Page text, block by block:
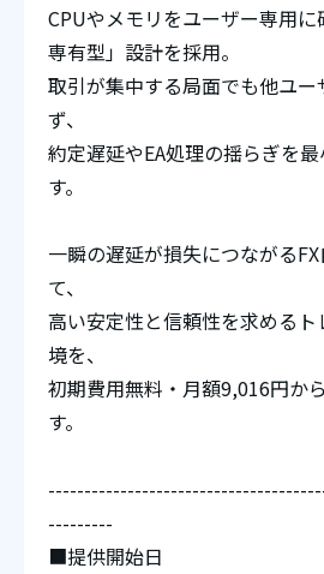
CPUやメモリをユーザー専用
専有型」設計を採用。
取引が集中する局面でも他ユ
ず、
約定遅延やEA処理の揺らぎを
す。
一瞬の遅延が損失につながる
て、
高い安定性と信頼性を求める
境を、
初期費用無料・月額9,016円か
す。
---------
■提供開始日